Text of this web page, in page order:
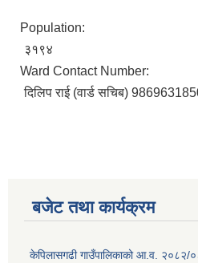
Population:
३१९४
Ward Contact Number:
दिलिप राई (वार्ड सचिब)
बजेट तथा कार्यक्रम
केपिलासगढी गाउँपालिकाको आ.व. २०८२/